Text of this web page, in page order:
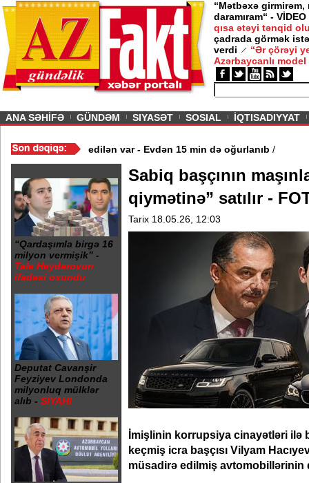
“Mətbəxə girmirəm,
daramıram“ - VİDEO
qısa ətəyi tənqid
çadrada görmək
verdi
“Ər çörəyi
Azərbaycanlı model
ANA SƏHİFƏ GÜNDƏM SIYASƏT SOSIAL İQTISADIYYAT
ölməsinə görə həbs edilən var - Evdən 15 min də oğurlanıb
“Qardaşımla birgə 16
milyon vermişik” -
Tale Heydərovun
ifadəsi oxundu
Deputat Cavanşir
Feyziyev Londonda
milyonluq mülklər
alıb - SİYAHI
Sabiq başçının
qiymətinə” satılır -
Tarix 18.05.26, 12:03
İmişlinin korrupsiya cinayətləri ilə
keçmiş icra başçısı Vilyam
müsadirə edilmiş avtomobillərinin